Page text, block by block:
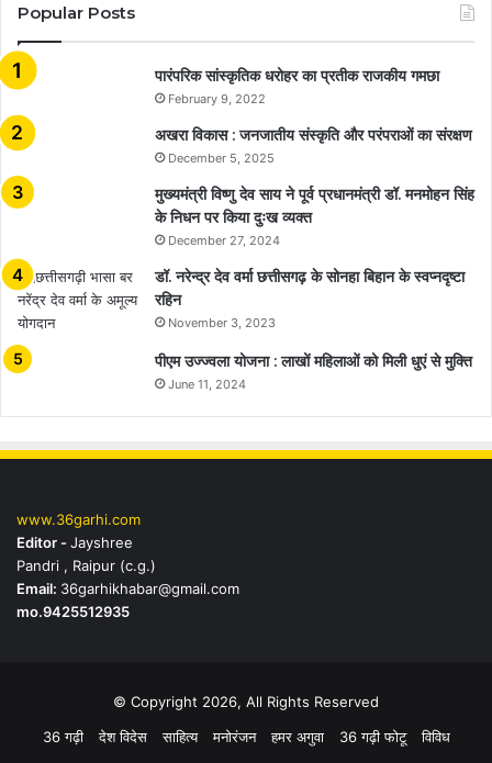
Popular Posts
​​​​​​​पारंपरिक सांस्कृतिक धरोहर का प्रतीक राजकीय गमछा
February 9, 2022
अखरा विकास : जनजातीय संस्कृति और परंपराओं का संरक्षण
December 5, 2025
मुख्यमंत्री विष्णु देव साय ने पूर्व प्रधानमंत्री डॉ. मनमोहन सिंह
के निधन पर किया दुःख व्यक्त
December 27, 2024
डॉ. नरेन्द्र देव वर्मा छत्तीसगढ़ के सोनहा बिहान के स्वप्नदृष्टा
रहिन
November 3, 2023
पीएम उज्ज्वला योजना : लाखों महिलाओं को मिली धुएं से मुक्ति
June 11, 2024
www.36garhi.com
Editor -Jayshree
Pandri , Raipur (c.g.)
Email: 36garhikhabar@gmail.com
mo.9425512935
© Copyright 2026, All Rights Reserved
36 गढ़ी
देश विदेस साहित्य मनोरंजन हमर अगुवा 36 गढ़ी फोटू विविध